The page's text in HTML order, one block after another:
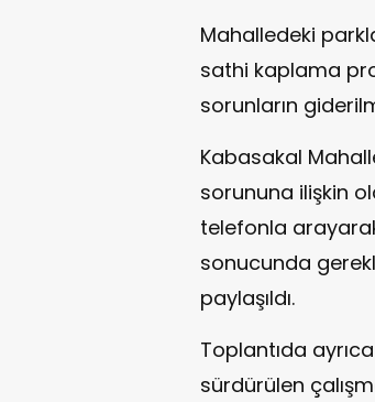
Mahalledeki
sathi kaplama
sorunların
Kabasakal
sorununa ilişkin
telefonla
sonucunda
paylaşıldı.
Toplantıda
sürdürülen